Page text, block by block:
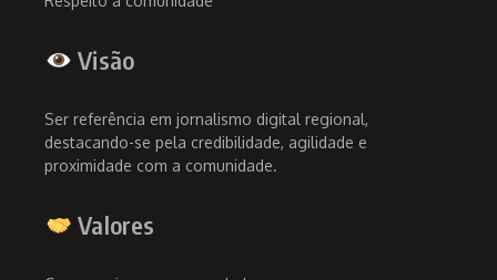
Visão
Ser referência em jornalismo digital regional,
destacando-se pela credibilidade, agilidade e
proximidade com a comunidade.
Valores